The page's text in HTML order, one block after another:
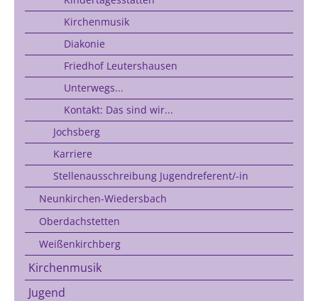
Kirchenmusik
Diakonie
Friedhof Leutershausen
Unterwegs...
Kontakt: Das sind wir...
Jochsberg
Karriere
Stellenausschreibung Jugendreferent/-in
Neunkirchen-Wiedersbach
Oberdachstetten
Weißenkirchberg
Kirchenmusik
Jugend